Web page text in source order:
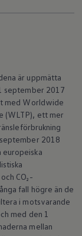
är uppmätta
september 2017
med Worldwide
(WLTP), ett mer
2018
europeiska
CO₂-
fall högre än de
i motsvarande
med den 1
mellan